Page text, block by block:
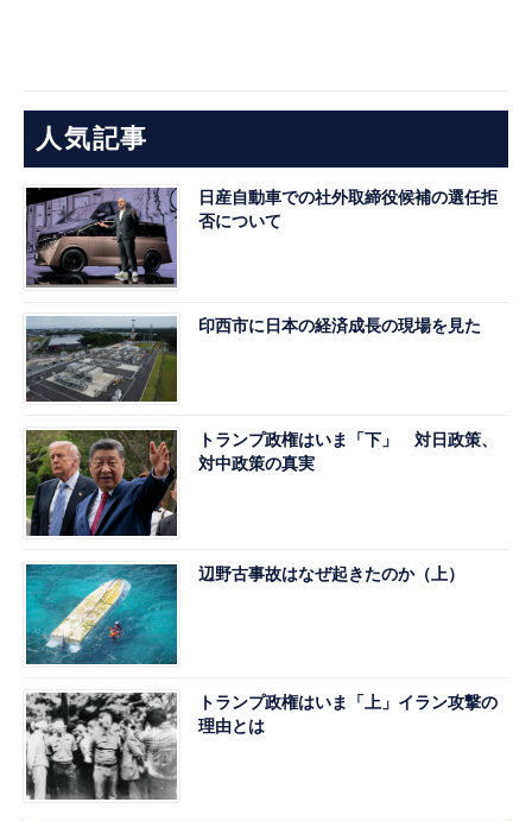
人気記事
日産自動車での社外取締役候補の選任拒
否について
印西市に日本の経済成長の現場を見た
トランプ政権はいま「下」 対日政策、
対中政策の真実
辺野古事故はなぜ起きたのか（上）
トランプ政権はいま「上」イラン攻撃の
理由とは